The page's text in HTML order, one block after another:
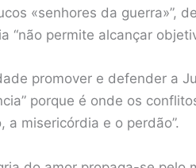
«senhores da guerra»”,
“não permite alcançar
promover e defender a
porque é onde os
misericórdia e o perdão”.